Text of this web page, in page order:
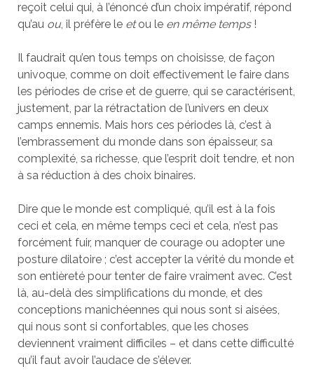
reçoit celui qui, à l’énoncé d’un choix impératif, répond
qu’au ou, il préfère le etou le en même temps!
Il faudrait qu’en tous temps on choisisse, de façon
univoque, comme on doit effectivement le faire dans
les périodes de crise et de guerre, qui se caractérisent,
justement, par la rétractation de l’univers en deux
camps ennemis. Mais hors ces périodes là, c’est à
l’embrassement du monde dans son épaisseur, sa
complexité, sa richesse, que l’esprit doit tendre, et non
à sa réduction à des choix binaires.
Dire que le monde est compliqué, qu’il est à la fois
ceci et cela, en même temps ceci et cela, n’est pas
forcément fuir, manquer de courage ou adopter une
posture dilatoire ; c’est accepter la vérité du monde et
son entièreté pour tenter de faire vraiment avec. C’est
là, au-delà des simplifications du monde, et des
conceptions manichéennes qui nous sont si aisées,
qui nous sont si confortables, que les choses
deviennent vraiment difficiles – et dans cette difficulté
qu’il faut avoir l’audace de s’élever.